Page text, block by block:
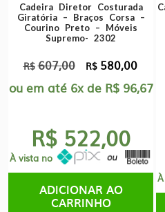
Cadeira Diretor Costurada
Giratória – Braços Corsa –
Courino Preto – Móveis
Supremo- 2302
R$ 607,00
O
preço
R$607,00.
R$ 580,00
preço
ou em até 6x de R$ 96,67
R$ 522,00
À vista no
ADICIONAR AO
CARRINHO